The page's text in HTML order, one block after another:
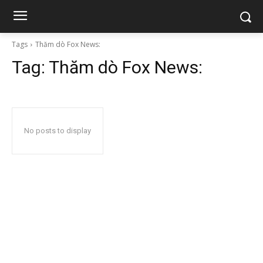
Tags Thăm dò Fox News:
Tag: Thăm dò Fox News:
No posts to display